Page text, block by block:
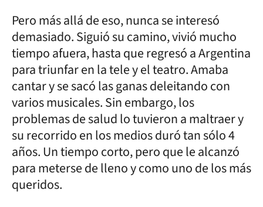
Pero más allá de eso, nunca se interesó
demasiado. Siguió su camino, vivió mucho
tiempo afuera, hasta que regresó a Argentina
para triunfar en la tele y el teatro. Amaba
cantar y se sacó las ganas deleitando con
varios musicales. Sin embargo, los
problemas de salud lo tuvieron a maltraer y
su recorrido en los medios duró tan sólo 4
años. Un tiempo corto, pero que le alcanzó
para meterse de lleno y como uno de los más
queridos.